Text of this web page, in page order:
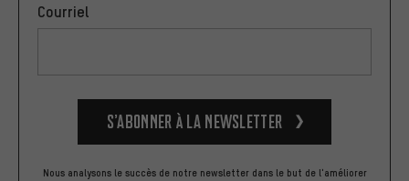
Courriel
S’abonner à la newsletter
Nous analysons le succès de notre newsletter dans le but de l'améliorer